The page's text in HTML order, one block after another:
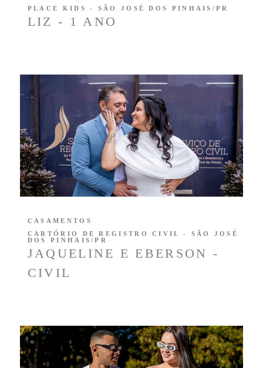
LIZ - 1 ANO
PLACE KIDS - SÃO JOSÉ DOS PINHAIS/PR
JAQUELINE E EBERSON -
CIVIL
CASAMENTOS
CARTÓRIO DE REGISTRO CIVIL - SÃO JOSÉ
DOS PINHAIS/PR